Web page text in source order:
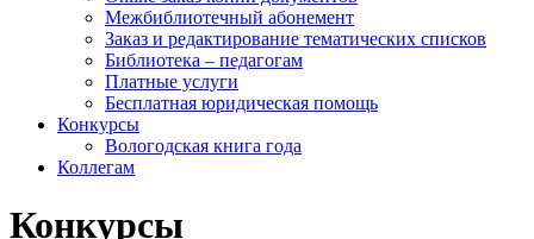
Межбиблиотечный абонемент
Заказ и редактирование тематических списков
Библиотека – педагогам
Платные услуги
Бесплатная юридическая помощь
Конкурсы
Вологодская книга года
Коллегам
Конкурсы